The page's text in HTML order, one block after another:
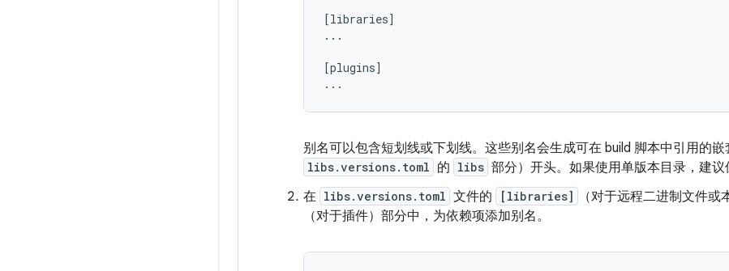
[libraries]
...
[plugins]
别名可以包含短划线或下划线。这些别名会生成可在 build 脚本中引用的
libs.versions.toml 的 libs 部分）开头。如果使用单版本目录，建议
在 libs.versions.toml 文件的 [libraries] （对于远程二进制文件或
（对于插件）部分中，为依赖项添加别名。